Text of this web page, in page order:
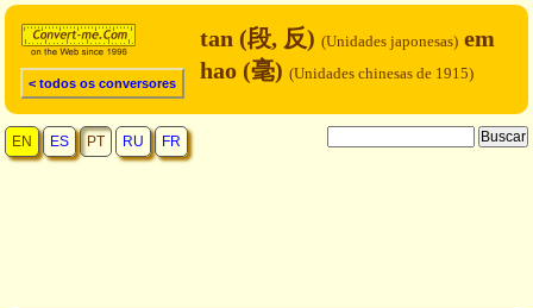
< todos os conversores
tan (段, 反) (Unidades japonesas) em
hao (毫) (Unidades chinesas de 1915)
EN ES PT RU FR